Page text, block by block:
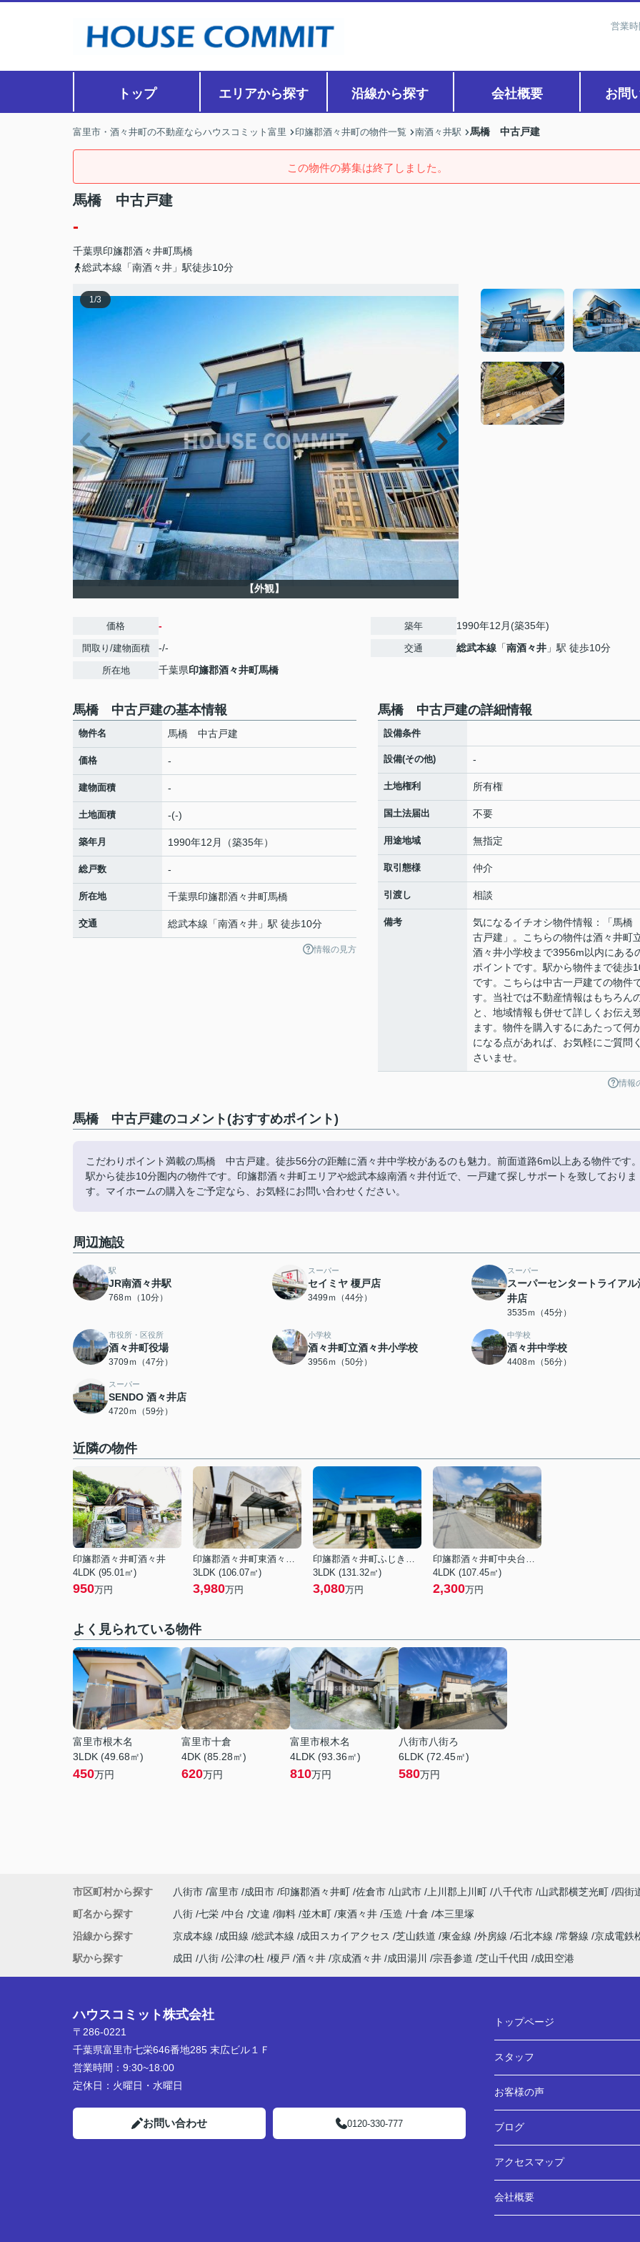
営業
トップ エリアから探す 沿線から探す 会社概要 お問
富里市・酒々井町の不動産ならハウスコミット富里 印旛郡酒々井町の物件一覧 南酒々井駅 馬橋 中古戸建
この物件の募集は終了しました。
馬橋 中古戸建
-
千葉県印旛郡酒々井町馬橋
総武本線「南酒々井」駅徒歩10分
1/3
【外観】
価格 -
間取り/建物面積 -/-
所在地 千葉県印旛郡酒々井町馬橋
築年 1990年12月(築35年)
交通 総武本線 「南酒々井 」駅 徒歩10分
馬橋 中古戸建の基本情報
物件名 馬橋 中古戸建
価格 -
建物面積 -
土地面積 -(-)
築年月 1990年12月（築35年）
総戸数 -
所在地 千葉県印旛郡酒々井町馬橋
交通 総武本線 「南酒々井 」駅 徒歩10分
情報の見方
馬橋 中古戸建の詳細情報
設備条件
設備(その他) -
土地権利 所有権
国土法届出 不要
用途地域 無指定
取引態様 仲介
引渡し 相談
備考
気になるイチオシ物件情報：「馬
古戸建」。こちらの物件は酒々井町
酒々井小学校まで3956m以内にある
ポイントです。駅から物件まで徒歩
です。こちらは中古一戸建ての物件
す。当社では不動産情報はもちろん
と、地域情報も併せて詳しくお伝え
ます。物件を購入するにあたって何
になる点があれば、お気軽にご質問
さいませ。
情報
馬橋 中古戸建のコメント(おすすめポイント)
こだわりポイント満載の馬橋 中古戸建。徒歩56分の距離に酒々井中学校があるのも魅力。前面道路6m以上ある物件です
駅から徒歩10分圏内の物件です。印旛郡酒々井町エリアや総武本線南酒々井付近で、一戸建て探しサポートを致しておりま
す。マイホームの購入をご予定なら、お気軽にお問い合わせください。
周辺施設
駅
JR南酒々井駅
768ｍ（10分）
スーパー
セイミヤ 榎戸店
3499ｍ（44分）
スーパー
スーパーセンタートライアル
井店
3535ｍ（45分）
市役所・区役所
酒々井町役場
3709ｍ（47分）
小学校
酒々井町立酒々井小学校
3956ｍ（50分）
中学校
酒々井中学校
4408ｍ（56分）
スーパー
SENDO 酒々井店
4720ｍ（59分）
近隣の物件
印旛郡酒々井町酒々井
4LDK (95.01㎡)
950万円
印旛郡酒々井町東酒々井１丁目
3LDK (106.07㎡)
3,980万円
印旛郡酒々井町ふじき野３丁目
3LDK (131.32㎡)
3,080万円
印旛郡酒々井町中央台１丁目
4LDK (107.45㎡)
2,300万円
よく見られている物件
富里市根木名
3LDK (49.68㎡)
450万円
富里市十倉
4DK (85.28㎡)
620万円
富里市根木名
4LDK (93.36㎡)
810万円
八街市八街ろ
6LDK (72.45㎡)
580万円
市区町村から探す 八街市 富里市 成田市 印旛郡酒々井町 佐倉市 山武市 上川郡上川町 八千代市 山武郡横芝光町 四街
町名から探す
八街 七栄 中台 文違 御料 並木町 東酒々井 玉造 十倉 本三里塚
沿線から探す
京成本線 成田線 総武本線 成田スカイアクセス 芝山鉄道 東金線 外房線 石北本線 常磐線 京成電鉄
駅から探す
成田 八街 公津の杜 榎戸 酒々井 京成酒々井 成田湯川 宗吾参道 芝山千代田 成田空港
ハウスコミット株式会社
〒286-0221
千葉県富里市七栄646番地285 末広ビル１Ｆ
営業時間： 9:30~18:00
定休日： 火曜日・水曜日
お問い合わせ 0120-330-777
トップページ
スタッフ
お客様の声
ブログ
アクセスマップ
会社概要